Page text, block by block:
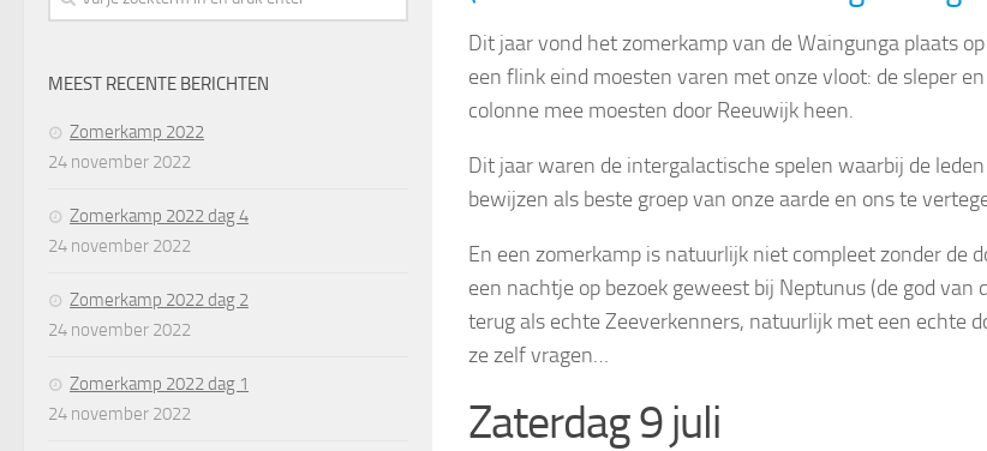
Dit jaar vond het zomerkamp van de Waingunga plaats
een flink eind moesten varen met onze vloot: de sleper
colonne mee moesten door Reeuwijk heen.
Dit jaar waren de intergalactische spelen waarbij de
bewijzen als beste groep van onze aarde en ons te
En een zomerkamp is natuurlijk niet compleet zonder de
een nachtje op bezoek geweest bij Neptunus (de god
terug als echte Zeeverkenners, natuurlijk met een echte
ze zelf vragen…
Zaterdag 9 juli
MEEST RECENTE BERICHTEN
Zomerkamp 2022
24 november 2022
Zomerkamp 2022 dag 4
24 november 2022
Zomerkamp 2022 dag 2
24 november 2022
Zomerkamp 2022 dag 1
24 november 2022